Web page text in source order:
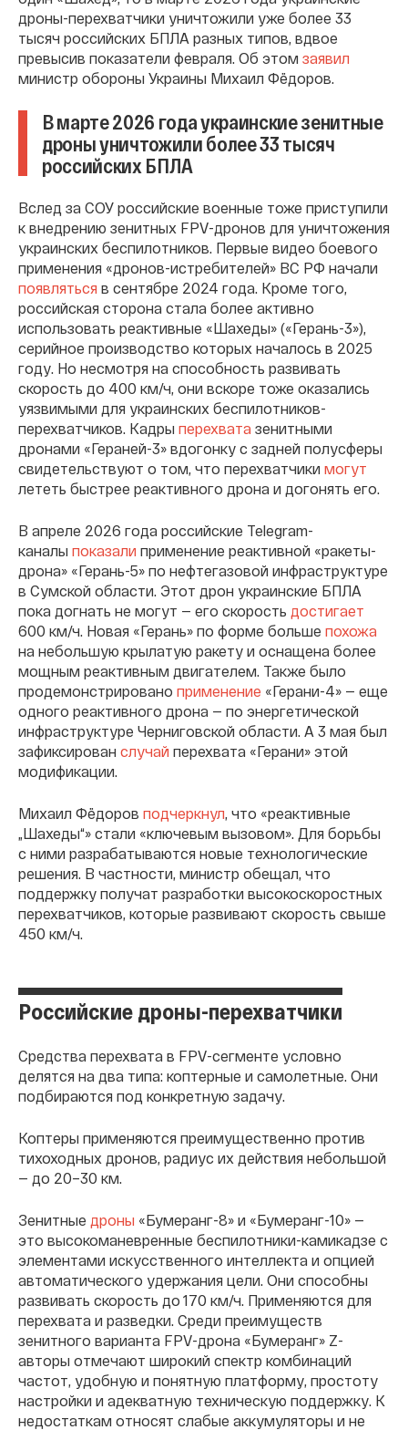
дроны-перехватчики уничтожили уже более 33
тысяч российских БПЛА разных типов, вдвое
превысив показатели февраля. Об этом заявил
министр обороны Украины Михаил Фёдоров.
В марте 2026 года украинские зенитные
дроны уничтожили более 33 тысяч
российских БПЛА
Вслед за СОУ российские военные тоже приступили
к внедрению зенитных FPV-дронов для уничтожения
украинских беспилотников. Первые видео боевого
применения «дронов-истребителей» ВС РФ начали
появляться в сентябре 2024 года. Кроме того,
российская сторона стала более активно
использовать реактивные «Шахеды» («Герань-3»),
серийное производство которых началось в 2025
году. Но несмотря на способность развивать
скорость до 400 км/ч, они вскоре тоже оказались
уязвимыми для украинских беспилотников-
перехватчиков. Кадры перехвата зенитными
дронами «Гераней-3» вдогонку с задней полусферы
свидетельствуют о том, что перехватчики могут
лететь быстрее реактивного дрона и догонять его.
В апреле 2026 года российские Telegram-
каналы показали применение реактивной «ракеты-
дрона» «Герань-5» по нефтегазовой инфраструктуре
в Сумской области. Этот дрон украинские БПЛА
пока догнать не могут — его скорость достигает
600 км/ч. Новая «Герань» по форме больше похожа
на небольшую крылатую ракету и оснащена более
мощным реактивным двигателем. Также было
продемонстрировано применение «Герани-4» — еще
одного реактивного дрона — по энергетической
инфраструктуре Черниговской области. А 3 мая был
зафиксирован случай перехвата «Герани» этой
модификации.
Михаил Фёдоров подчеркнул , что «реактивные
„Шахеды“» стали «ключевым вызовом». Для борьбы
с ними разрабатываются новые технологические
решения. В частности, министр обещал, что
поддержку получат разработки высокоскоростных
перехватчиков, которые развивают скорость свыше
450 км/ч.
Российские дроны-перехватчики
Средства перехвата в FPV-сегменте условно
делятся на два типа: коптерные и самолетные. Они
подбираются под конкретную задачу.
Коптеры применяются преимущественно против
тихоходных дронов, радиус их действия небольшой
— до 20–30 км.
Зенитные дроны «Бумеранг-8» и «Бумеранг-10» —
это высокоманевренные беспилотники-камикадзе с
элементами искусственного интеллекта и опцией
автоматического удержания цели. Они способны
развивать скорость до 170 км/ч. Применяются для
перехвата и разведки. Среди преимуществ
зенитного варианта FPV-дрона «Бумеранг» Z-
авторы отмечают широкий спектр комбинаций
частот, удобную и понятную платформу, простоту
настройки и адекватную техническую поддержку. К
недостаткам относят слабые аккумуляторы и не